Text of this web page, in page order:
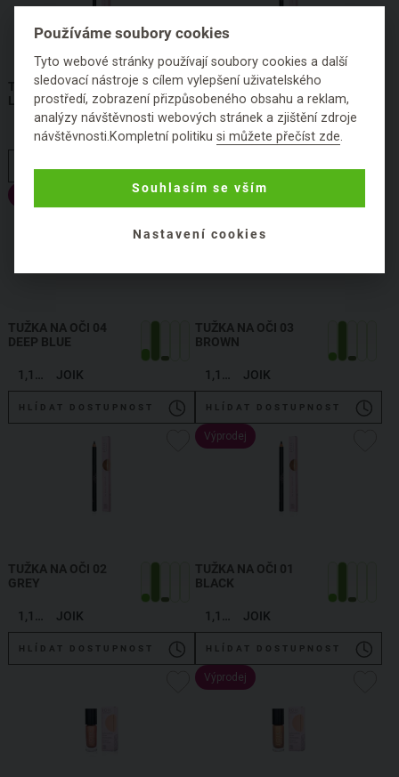
TUŽKA NA OBOČÍ 01
LIGHT BROWN
1,19 g JOIK
TUŽKA NA OČI 05
DARK GREEN
1,19 g JOIK
TUŽKA NA OČI 04
DEEP BLUE
JOIK
HLÍDAT DOSTUPNOST
TUŽKA NA OČI 03
BROWN
JOIK
HLÍDAT DOSTUPNOST
TUŽKA NA OČI 02
GREY
JOIK
HLÍDAT DOSTUPNOST
Výprodej
TUŽKA NA OČI 01
BLACK
JOIK
HLÍDAT DOSTUPNOST
Výprodej
Používáme soubory cookies
Tyto webové stránky používají soubory cookies a další
sledovací nástroje s cílem vylepšení uživatelského
prostředí, zobrazení přizpůsobeného obsahu a reklam,
analýzy návštěvnosti webových stránek a zjištění zdroje
návštěvnosti.Kompletní politikusi můžete přečíst zde.
Souhlasím se vším
Nastavení cookies